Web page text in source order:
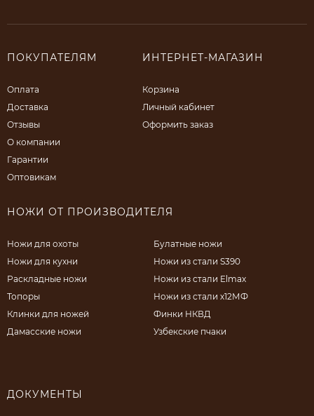
ПОКУПАТЕЛЯМ
Оплата
Доставка
Отзывы
О компании
Гарантии
Оптовикам
ИНТЕРНЕТ-МАГАЗИН
Корзина
Личный кабинет
Оформить заказ
НОЖИ ОТ ПРОИЗВОДИТЕЛЯ
Ножи для охоты
Ножи для кухни
Раскладные ножи
Топоры
Клинки для ножей
Дамасские ножи
Булатные ножи
Ножи из стали S390
Ножи из стали Elmax
Ножи из стали х12МФ
Финки НКВД
Узбекские пчаки
ДОКУМЕНТЫ